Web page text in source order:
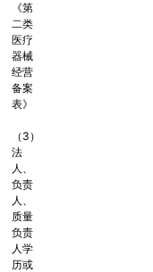
《第
二类
医疗
器械
经营
备案
表》
（3）
法
人、
负责
人、
质量
负责
人学
历或